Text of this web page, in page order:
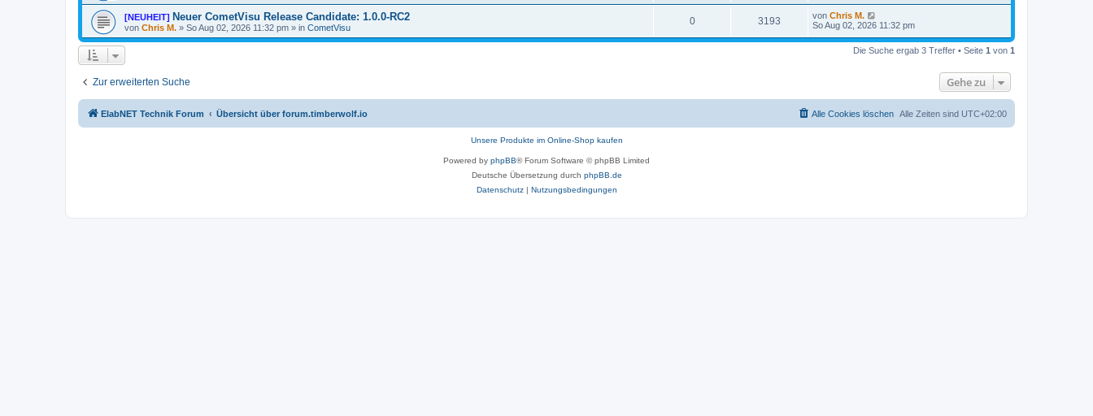
[NEUHEIT] Neuer CometVisu Release Candidate: 1.0.0-RC2
von Chris M. » So Aug 02, 2026 11:32 pm » in CometVisu
0 3193 von Chris M.
So Aug 02, 2026 11:32 pm
Die Suche ergab 3 Treffer • Seite 1 von 1
Zur erweiterten Suche Gehe zu
ElabNET Technik Forum Übersicht über forum.timberwolf.io Alle Zeiten sind UTC+02:00
Alle Cookies löschen
Unsere Produkte im Online-Shop kaufen
Powered by phpBB® Forum Software © phpBB Limited
Deutsche Übersetzung durch phpBB.de
Datenschutz| Nutzungsbedingungen